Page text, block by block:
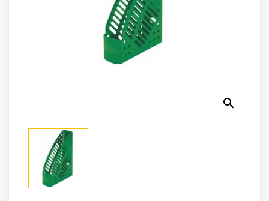
Sécurité
Mobilités
Loisirs
search